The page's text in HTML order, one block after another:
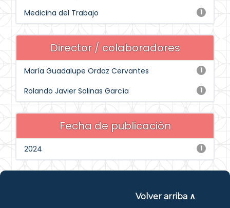
1
Medicina del Trabajo
Director / colaboradores
1
María Guadalupe Ordaz Cervantes
1
Rolando Javier Salinas García
Fecha de publicación
1
2024
Volver arriba ∧